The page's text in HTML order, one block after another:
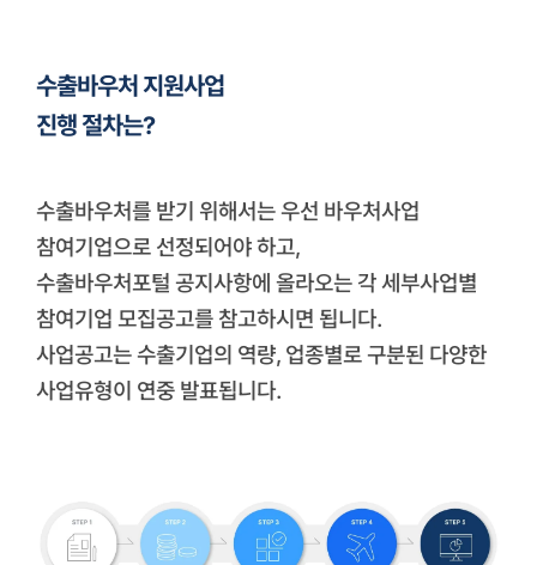
수출바우처 지원사업
진행 절차는?
수출바우처를 받기 위해서는 우선 바우처사업
참여기업으로 선정되어야 하고,
수출바우처포털 공지사항에 올라오는 각 세부사업별
참여기업 모집공고를 참고하시면 됩니다.
사업공고는 수출기업의 역량, 업종별로 구분된 다양한
사업유형이 연중 발표됩니다.